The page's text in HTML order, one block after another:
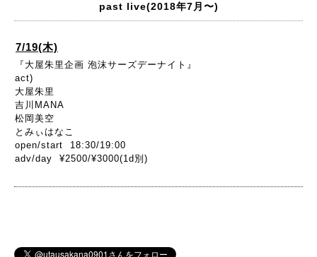
past live(2018年7月〜)
7/19(木)
『大屋朱里企画 泡沫サーズデーナイト』
act)
大屋朱里
吉川MANA
松岡美空
とみぃはなこ
open/start 18:30/19:00
adv/day ¥2500/¥3000(1d別)